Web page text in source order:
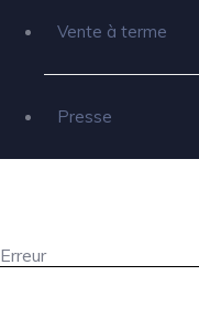
Vente à terme
Presse
Erreur